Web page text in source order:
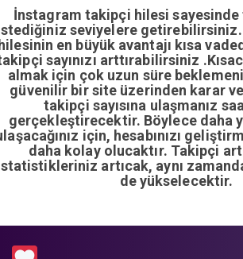
İnstagram takipçi hilesi sayesinde
seviyelere
en büyük avantajı kısa
sayınızı arttırabilirsiniz
almak için çok uzun süre
güvenilir bir site üzerinden karar
takipçi sayısına ulaşmanız
gerçekleştirecektir. Böylece daha
için, hesabınızı
daha kolay olucaktır. Takipçi
artıcak, aynı
de yükselecektir.